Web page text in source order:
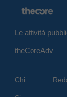
Le attività
theCoreAdv
Chi